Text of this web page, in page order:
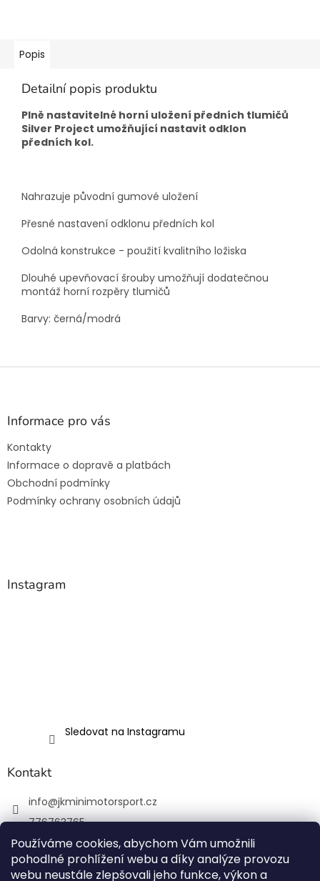
Používáme cookies, abychom Vám umožnili
pohodlné prohlížení webu a díky analýze provozu
webu neustále zlepšovali jeho funkce, výkon a
Popis
Detailní popis produktu
Plně nastavitelné horní uložení předních tlumičů
Silver Project umožňující nastavit odklon
předních kol.
Nahrazuje původní gumové uložení
Přesné nastavení odklonu předních kol
Odolná konstrukce - použití kvalitního ložiska
Dlouhé upevňovací šrouby umožňují dodatečnou
montáž horní rozpěry tlumičů
Barvy: černá/modrá
Z
Informace pro vás
Kontakty
Informace o dopravě a platbách
Obchodní podmínky
Podmínky ochrany osobních údajů
Instagram
Sledovat na Instagramu
Kontakt
info@jkminimotorsport.cz
776763765
JK MINI Motorsport
JKMiniMotorsport.cz